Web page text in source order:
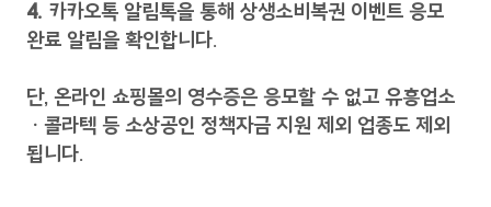
4. 카카오톡 알림톡을 통해 상생소비복권 이벤트 응모
완료 알림을 확인합니다.
단, 온라인 쇼핑몰의 영수증은 응모할 수 없고 유흥업소
ㆍ콜라텍 등 소상공인 정책자금 지원 제외 업종도 제외
됩니다.